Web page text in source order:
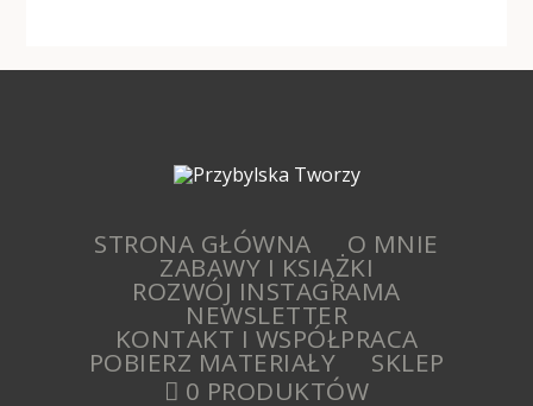
STRONA GŁÓWNA O MNIE
ZABAWY I KSIĄŻKI
ROZWÓJ INSTAGRAMA
NEWSLETTER
KONTAKT I WSPÓŁPRACA
POBIERZ MATERIAŁY
SKLEP
0 PRODUKTÓW